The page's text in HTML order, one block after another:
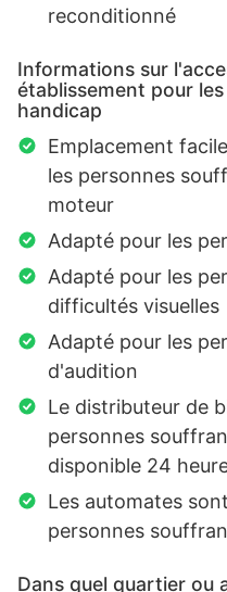
reconditionné
Informations sur
établissement pour
handicap
Emplacement
les personnes
moteur
Adapté pour les
Adapté pour les
difficultés visuelles
Adapté pour les
d'audition
Le distributeur de
personnes
disponible 24
Les automates
personnes
Dans quel quartier ou